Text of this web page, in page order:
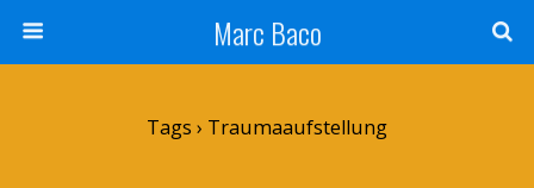
Marc Baco
Tags › Traumaaufstellung